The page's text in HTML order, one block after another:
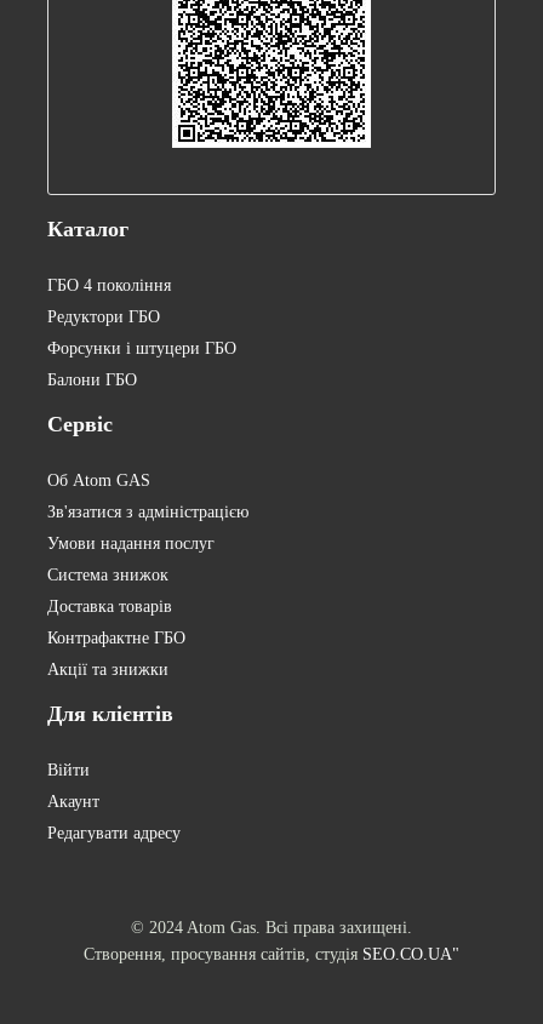
Каталог
ГБО 4 покоління
Редуктори ГБО
Форсунки і штуцери ГБО
Балони ГБО
Сервіс
Об Atom GAS
Зв'язатися з адміністрацією
Умови надання послуг
Система знижок
Доставка товарів
Контрафактне ГБО
Акції та знижки
Для клієнтів
Війти
Акаунт
Редагувати адресу
© 2024 Atom Gas. Всі права захищені.
Створення, просування сайтів, студія SEO.CO.UA"